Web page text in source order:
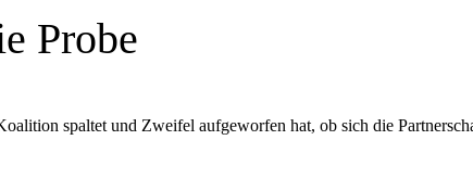
Probe
spaltet und Zweifel aufgeworfen hat, ob sich die